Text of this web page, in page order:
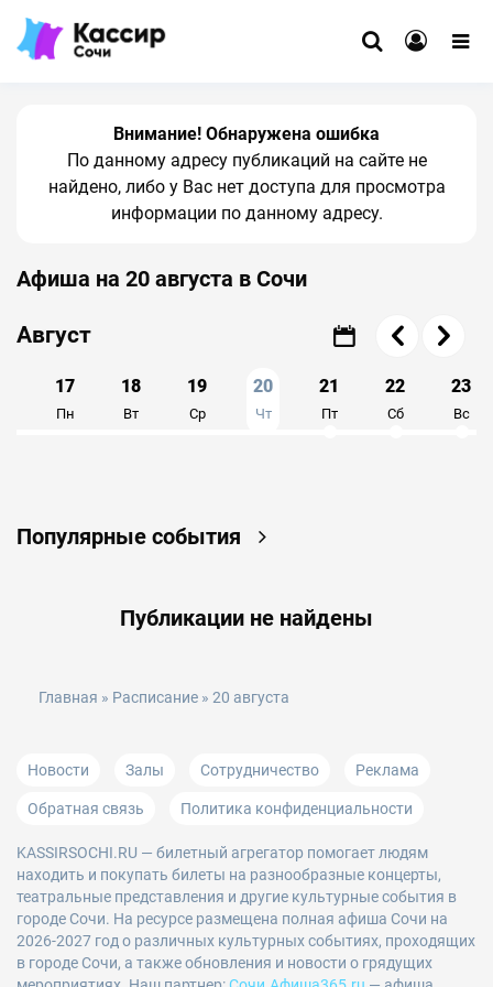
Внимание! Обнаружена ошибка
По данному адресу публикаций на сайте не
найдено, либо у Вас нет доступа для просмотра
информации по данному адресу.
Афиша на 20 августа в Сочи
17
Пн
18
Вт
19
Ср
20
Чт
21
Пт
22
Сб
23
Вс
Август
Популярные события
Публикации не найдены
Главная » Расписание » 20 августа
Новости Залы Сотрудничество Реклама
Обратная связь Политика конфиденциальности
KASSIRSOCHI.RU — билетный агрегатор помогает людям
находить и покупать билеты на разнообразные концерты,
театральные представления и другие культурные события в
городе Сочи. На ресурсе размещена полная афиша Сочи на
2026-2027 год о различных культурных событиях, проходящих
в городе Сочи, а также обновления и новости о грядущих